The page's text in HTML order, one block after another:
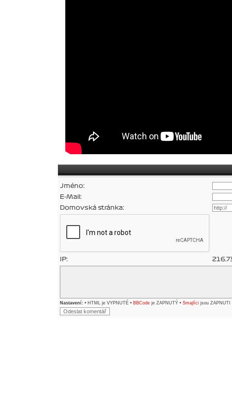
Jméno:
E-Mail:
Domovská stránka:
IP:
Nastavení: • HTML je VYPNUTÉ • BBCode je ZAPNUTÝ • Smajlíci jsou ZAPNUTI